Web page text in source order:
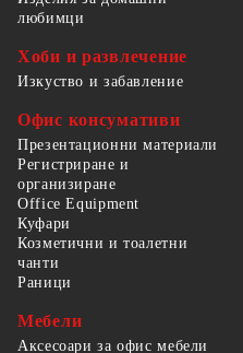
любимци
Хоби и развлечение
Изкуство и забавление
Офис консумативи
Презентационни материали
Регистриране и
организиране
Office Equipment
Куфари
Козметични и тоалетни
чанти
Раници
Мебели
Аксесоари за офис мебели